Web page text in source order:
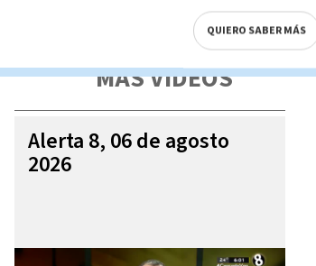
de conformidad con las leyes aplicables.
MÁS VIDEOS
Alerta 8, 06 de agosto
2026
QUIERO SABER MÁS